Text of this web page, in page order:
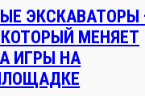
ЭКСКАВАТОРЫ
МЕНЯЕТ
ИГРЫ НА